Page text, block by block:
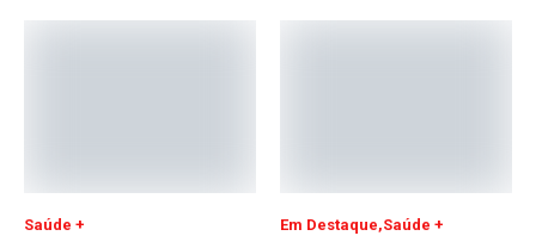
Saúde + Em Destaque Saúde +